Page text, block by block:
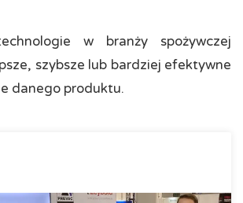
w branży spożywczej
szybsze lub bardziej efektywne
danego produktu.